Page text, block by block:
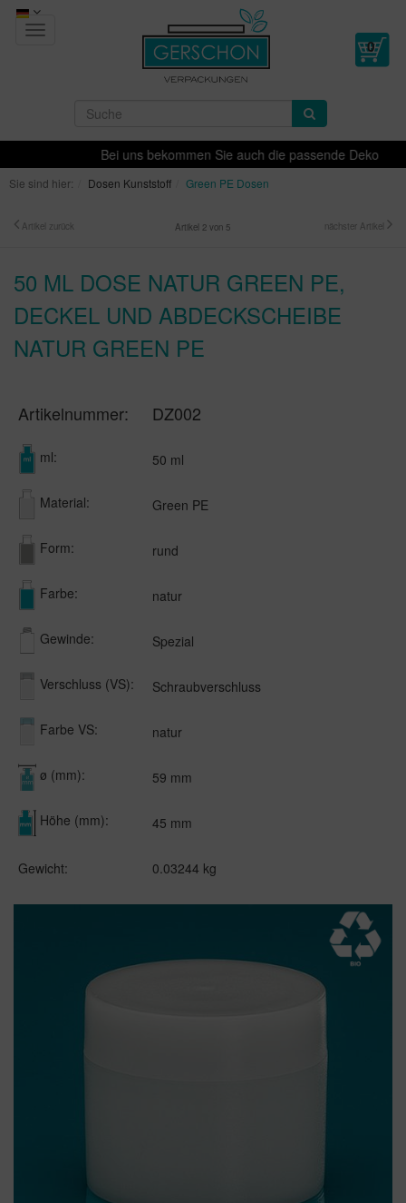
Toggle
Bei uns bekommen Sie auch die passende
Sie sind hier: Dosen Kunststoff Green PE Dosen
Artikel zurück Artikel 2 von 5 nächster Artikel
50 ML DOSE NATUR GREEN PE,
DECKEL UND ABDECKSCHEIBE
NATUR GREEN PE
Artikelnummer: DZ002
ml: 50 ml
Material: Green PE
Form: rund
Farbe: natur
Gewinde: Spezial
Verschluss (VS): Schraubverschluss
Farbe VS: natur
ø (mm): 59 mm
Höhe (mm): 45 mm
Gewicht: 0.03244 kg